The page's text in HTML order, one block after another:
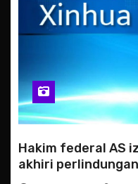
Hakim federal AS
akhiri
Haiti